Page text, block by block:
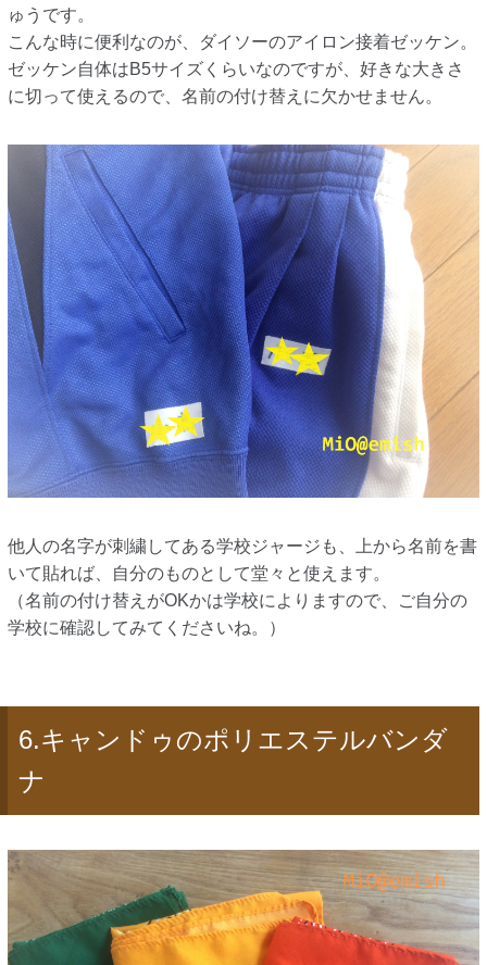
ゅうです。
こんな時に便利なのが、ダイソーのアイロン接着ゼッケン。
ゼッケン自体はB5サイズくらいなのですが、好きな大きさ
に切って使えるので、名前の付け替えに欠かせません。
他人の名字が刺繍してある学校ジャージも、上から名前を書
いて貼れば、自分のものとして堂々と使えます。
（名前の付け替えがOKかは学校によりますので、ご自分の
学校に確認してみてくださいね。）
6.キャンドゥのポリエステルバンダ
ナ